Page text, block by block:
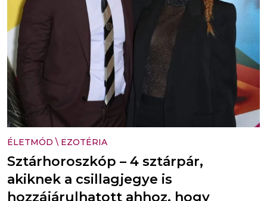
ÉLETMÓD \ EZOTÉRIA
Sztárhoroszkóp – 4 sztárpár,
akiknek a csillagjegye is
hozzájárulhatott ahhoz, hogy